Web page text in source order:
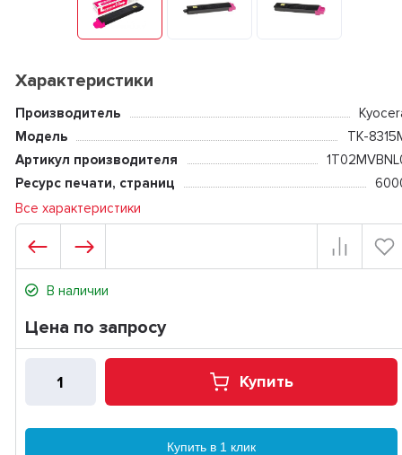
Характеристики
Производитель
Модель
TK-
Артикул производителя
Ресурс печати, страниц
Все характеристики
В наличии
Цена по запросу
Купить
Купить в 1 клик